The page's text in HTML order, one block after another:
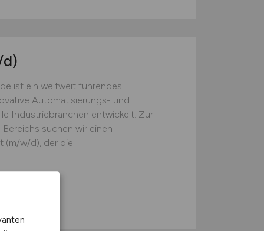
ist ein weltweit führendes
Automatisierungs- und
Industriebranchen entwickelt. Zur
suchen wir einen
(m/w/d), der die